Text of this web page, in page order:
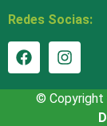
Redes Socias:
© Copyright